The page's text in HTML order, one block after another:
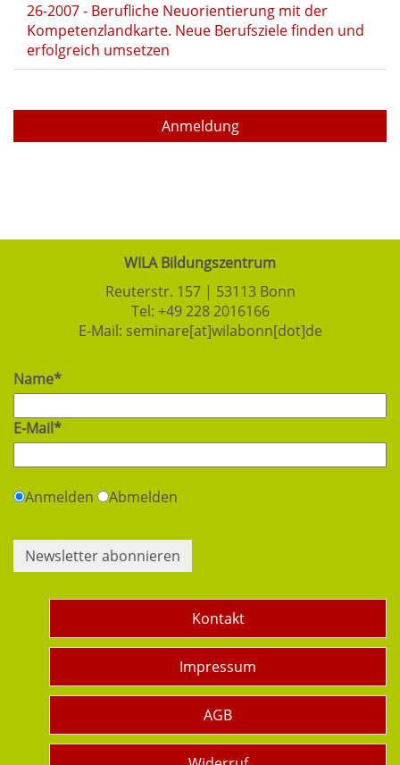
26-2007 - Berufliche Neuorientierung mit der
Kompetenzlandkarte. Neue Berufsziele finden und
erfolgreich umsetzen
Anmeldung
WILA Bildungszentrum
Reuterstr. 157 | 53113 Bonn
Tel: +49 228 2016166
E-Mail: seminare[at]wilabonn[dot]de
Name*
E-Mail*
Anmelden Abmelden
Newsletter abonnieren
Kontakt
Impressum
AGB